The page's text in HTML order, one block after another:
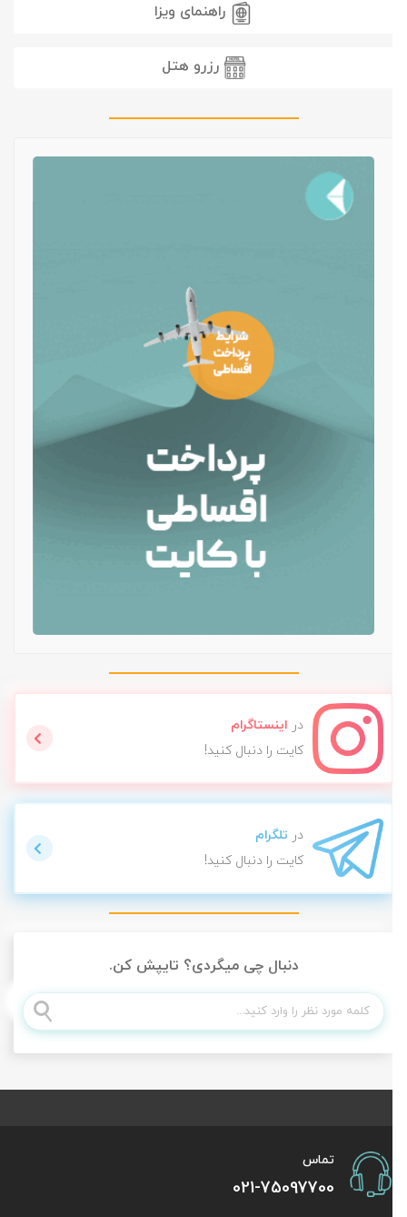
راهنمای ویزا
رزرو هتل
دراینستاگرام
کایت را دنبال کنید!
درتلگرام
کایت را دنبال کنید!
دنبال چی میگردی؟ تایپش کن.
تماس
021-75097700